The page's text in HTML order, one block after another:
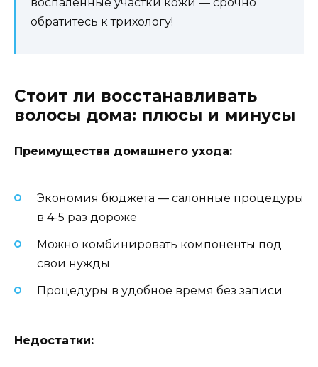
воспалённые участки кожи — срочно
обратитесь к трихологу!
Стоит ли восстанавливать
волосы дома: плюсы и минусы
Преимущества домашнего ухода:
Экономия бюджета — салонные процедуры
в 4-5 раз дороже
Можно комбинировать компоненты под
свои нужды
Процедуры в удобное время без записи
Недостатки: